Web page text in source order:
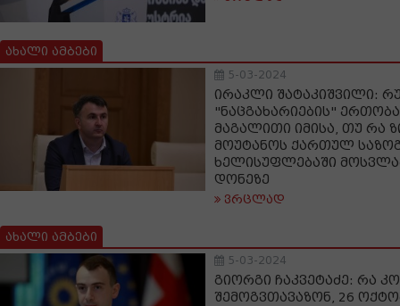
ახალი ამბები
5-03-2024
ირაკლი შატაკიშვილი:
"ნაცგახარიების"
მაგალითი იმისა, თუ რა
მოუტანოს ქართულ
ხელისუფლებაში
დონეზე
ვრცლად
ახალი ამბები
5-03-2024
გიორგი ჩაკვეტაძე: რა
შემოგვთავაზონ, 26